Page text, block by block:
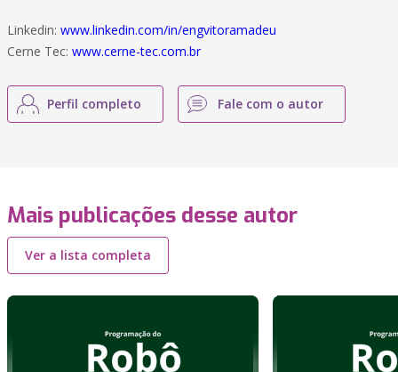
Linkedin: www.linkedin.com/in/engvitoramadeu
Cerne Tec: www.cerne-tec.com.br
Perfil completo Fale com o autor
Mais publicações desse autor
Ver a lista completa